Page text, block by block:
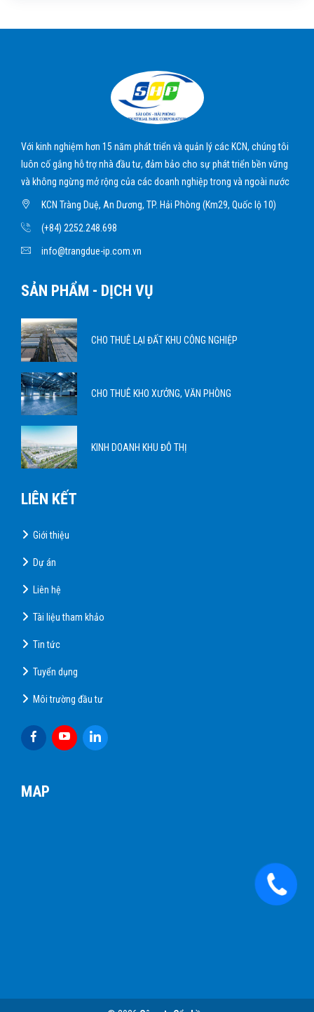
Với kinh nghiệm hơn 15 năm phát triển và quản lý các KCN, chúng tôi
luôn cố gắng hỗ trợ nhà đầu tư, đảm bảo cho sự phát triển bền vững
và không ngừng mở rộng của các doanh nghiệp trong và ngoài nước
KCN Tràng Duệ, An Dương, TP. Hải Phòng (Km29, Quốc lộ 10)
(+84) 2252.248.698
info@trangdue-ip.com.vn
SẢN PHẨM - DỊCH VỤ
CHO THUÊ LẠI ĐẤT KHU CÔNG NGHIỆP
CHO THUÊ KHO XƯỞNG, VĂN PHÒNG
KINH DOANH KHU ĐÔ THỊ
LIÊN KẾT
Giới thiệu
Dự án
Liên hệ
Tài liệu tham khảo
Tin tức
Tuyển dụng
Môi trường đầu tư
MAP